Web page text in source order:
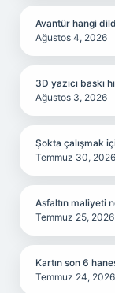
Avantür hangi
Ağustos 4, 2026
3D yazıcı baskı
Ağustos 3, 2026
Şokta çalışmak
Temmuz 30, 2026
Asfaltın maliyeti
Temmuz 25, 2026
Kartın son 6
Temmuz 24, 2026